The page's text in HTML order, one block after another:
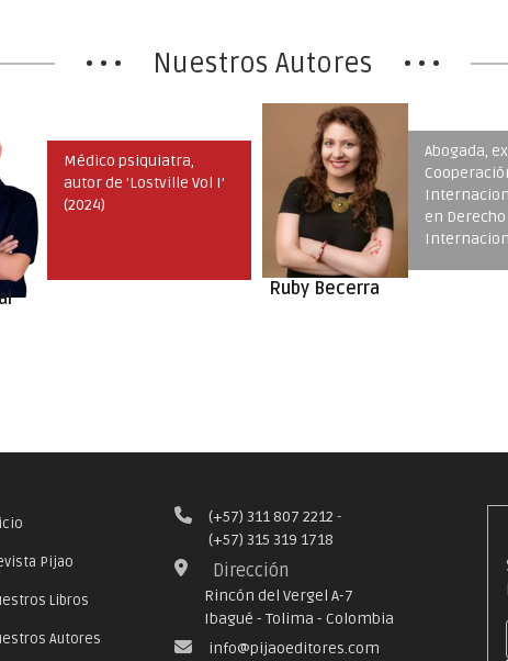
Nuestros Autores
Abogada, experta en
Cooperación
Internacional, Magister
en Derecho
Hamburgo, Alemania.
Jaír Villano
Editor de
dominical
Liberal de
Pijao
Libros
Autores
(+57) 311 807 2212 -
(+57) 315 319 1718
Dirección
Rincón del Vergel A-7
Ibagué - Tolima - Colombia
info@pijaoeditores.com